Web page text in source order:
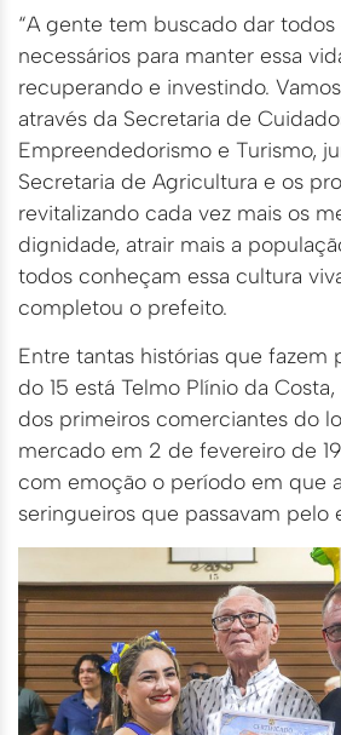
“A gente tem buscado dar
necessários para manter essa
recuperando e investindo.
através da Secretaria de
Empreendedorismo e Turismo,
Secretaria de Agricultura e os
revitalizando cada vez mais os
dignidade, atrair mais a
todos conheçam essa cultura
completou o prefeito.
Entre tantas histórias que fazem
do 15 está Telmo Plínio da
dos primeiros comerciantes do
mercado em 2 de fevereiro de
com emoção o período em que
seringueiros que passavam pelo